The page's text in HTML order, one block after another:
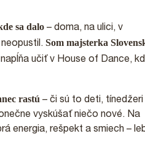
sa dalo – doma, na ulici, v
Som majsterka
učiť v House of Dance,
rastú – či sú to deti, tínedžeri
vyskúšať niečo nové. Na
energia, rešpekt a smiech –